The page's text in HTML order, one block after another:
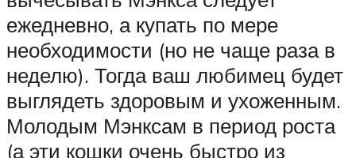
ежедневно, а купать по мере
необходимости (но не чаще раза в
неделю). Тогда ваш любимец будет
выглядеть здоровым и ухоженным.
Молодым Мэнксам в период роста
(а эти кошки очень быстро из